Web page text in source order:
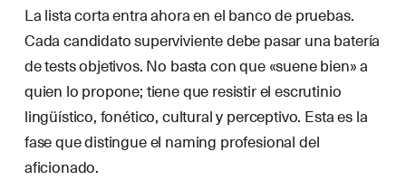
La lista corta entra ahora en el banco de pruebas.
Cada candidato superviviente debe pasar una batería
de tests objetivos. No basta con que «suene bien» a
quien lo propone; tiene que resistir el escrutinio
lingüístico, fonético, cultural y perceptivo. Esta es la
fase que distingue el naming profesional del
aficionado.